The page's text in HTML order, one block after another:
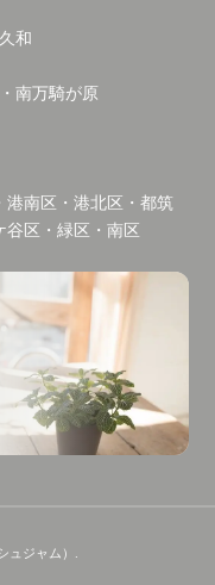
和
南万騎が原
港南区・港北区・都筑
谷区・緑区・南区
ュジャム）.